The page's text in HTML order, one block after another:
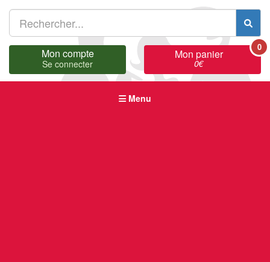
Mon compte
Se connecter
Mon panier
0€
0
Menu